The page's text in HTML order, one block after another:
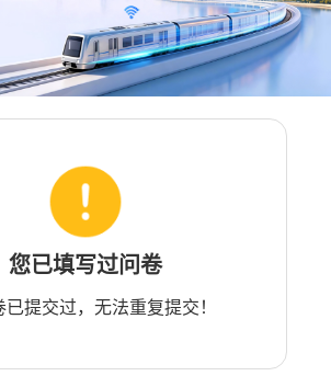
您已填写过问卷
已提交过，无法重复提交！